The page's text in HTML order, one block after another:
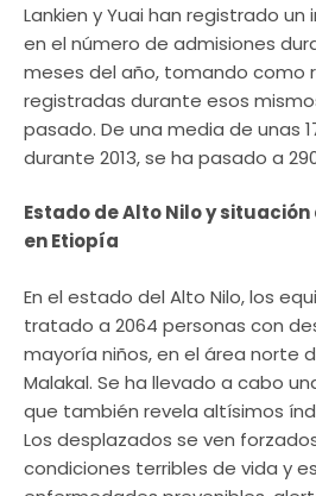
Lankien y Yuai han registrado un
en el número de admisiones
meses del año, tomando como
registradas durante esos
pasado. De una media de unas
durante 2013, se ha pasado a
Estado de Alto Nilo y
en Etiopía
En el estado del Alto Nilo, los
tratado a 2064 personas con
mayoría niños, en el área norte
Malakal. Se ha llevado a cabo
que también revela altísimos
Los desplazados se ven
condiciones terribles de vida y